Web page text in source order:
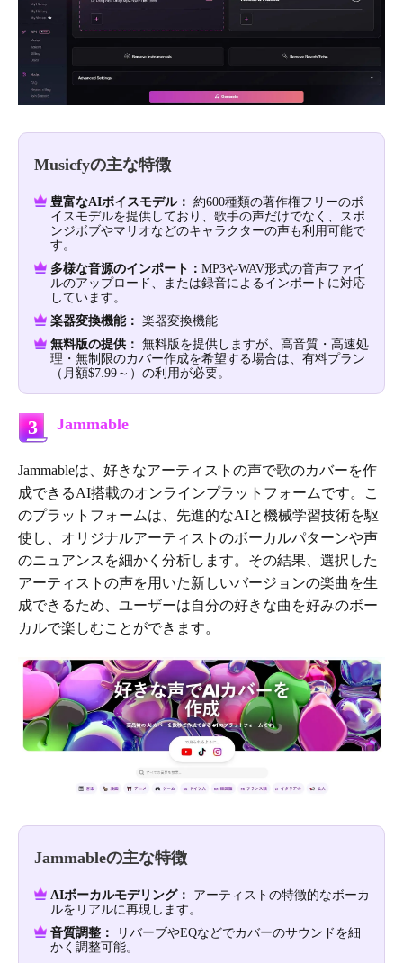
Musicfyの主な特徴
豊富なAIボイスモデル： 約600種類の著作権フリーのボ
イスモデルを提供しており、歌手の声だけでなく、スポ
ンジボブやマリオなどのキャラクターの声も利用可能で
す。
多様な音源のインポート： MP3やWAV形式の音声ファイ
ルのアップロード、または録音によるインポートに対応
しています。
楽器変換機能： 楽器変換機能
無料版の提供： 無料版を提供しますが、高音質・高速処
理・無制限のカバー作成を希望する場合は、有料プラン
（月額$7.99～）の利用が必要。
3 Jammable
Jammableは、好きなアーティストの声で歌のカバーを作
成できるAI搭載のオンラインプラットフォームです。こ
のプラットフォームは、先進的なAIと機械学習技術を駆
使し、オリジナルアーティストのボーカルパターンや声
のニュアンスを細かく分析します。その結果、選択した
アーティストの声を用いた新しいバージョンの楽曲を生
成できるため、ユーザーは自分の好きな曲を好みのボー
カルで楽しむことができます。
Jammableの主な特徴
AIボーカルモデリング：
アーティストの特徴的なボーカ
ルをリアルに再現します。
音質調整：
リバーブやEQなどでカバーのサウンドを細
かく調整可能。